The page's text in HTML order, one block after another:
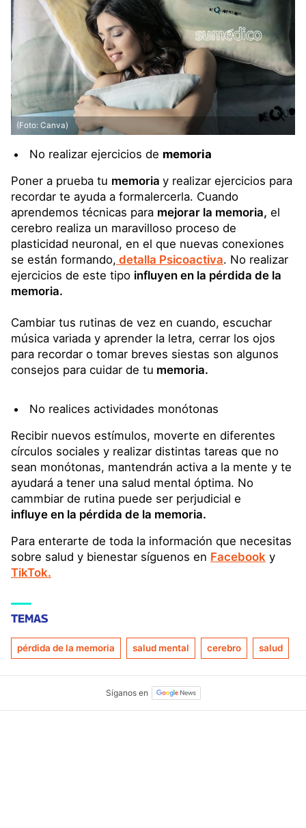
(Foto: Canva)
No realizar ejercicios de memoria
Poner a prueba tu memoria y realizar ejercicios para
recordar te ayuda a formalercerla. Cuando
aprendemos técnicas para mejorar la memoria, el
cerebro realiza un maravilloso proceso de
plasticidad neuronal, en el que nuevas conexiones
se están formando, detalla Psicoactiva. No realizar
ejercicios de este tipo influyen en la pérdida de la
memoria.
Cambiar tus rutinas de vez en cuando, escuchar
música variada y aprender la letra, cerrar los ojos
para recordar o tomar breves siestas son algunos
consejos para cuidar de tu memoria.
No realices actividades monótonas
Recibir nuevos estímulos, moverte en diferentes
círculos sociales y realizar distintas tareas que no
sean monótonas, mantendrán activa a la mente y te
ayudará a tener una salud mental óptima. No
cammbiar de rutina puede ser perjudicial e
influye en la pérdida de la memoria.
Para enterarte de toda la información que necesitas
sobre salud y bienestar síguenos en Facebook y
TikTok.
TEMAS
pérdida de la memoria salud mental cerebro salud